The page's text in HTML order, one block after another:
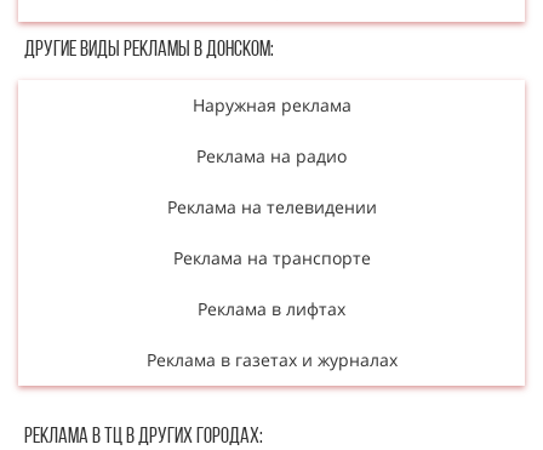
Другие в​​​​иды рекламы в Донском:
Наружная реклама
Реклама на радио
Реклама на телевидении
Реклама на транспорте
Реклама в лифтах
Реклама в газетах и журналах
Реклама в ТЦ в Других городах: